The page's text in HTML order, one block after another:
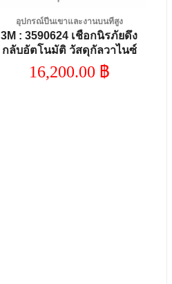
อุปกรณ์ปีนเขาและงานบนที่สูง
3M : 3590624 เชือกนิรภัยดึง
กลับอัตโนมัติ วัสดุกัลวาไนซ์
ความยาว 6.0 เมตร
16,200.00 ฿